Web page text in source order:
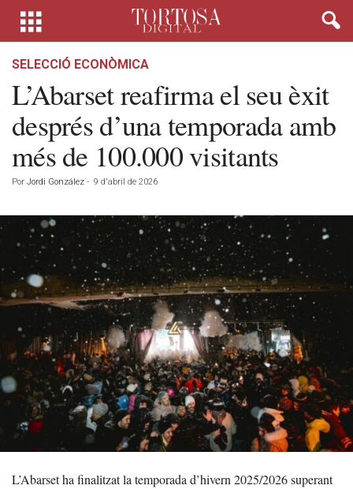
SELECCIÓ ECONÒMICA
L’Abarset reafirma el seu èxit
després d’una temporada amb
més de 100.000 visitants
Por Jordi González - 9 d'abril de 2026
L’Abarset ha finalitzat la temporada d’hivern 2025/2026 superant